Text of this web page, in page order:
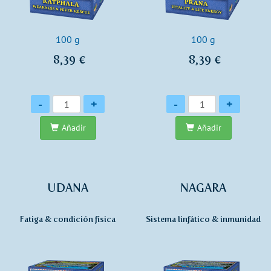
100 g
8,39 €
Cantidad
- +
Añadir
100 g
8,39 €
Cantidad
- +
Añadir
UDANA
Fatiga & condición física
NAGARA
Sistema linfático & inmunidad